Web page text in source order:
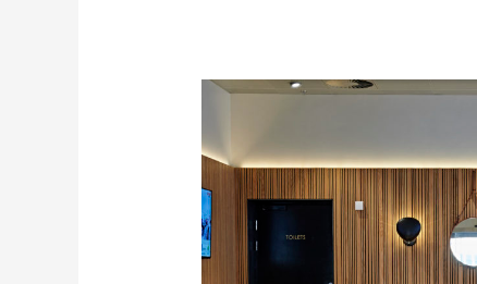
Danhostel